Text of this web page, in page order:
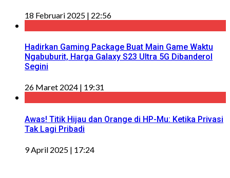
18 Februari 2025 | 22:56
Hadirkan Gaming Package Buat Main Game Waktu
Ngabuburit, Harga Galaxy S23 Ultra 5G Dibanderol
Segini
26 Maret 2024 | 19:31
Awas! Titik Hijau dan Orange di HP-Mu: Ketika Privasi
Tak Lagi Pribadi
9 April 2025 | 17:24